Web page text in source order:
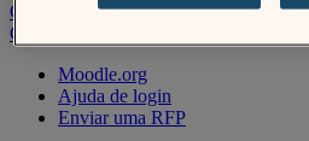
Obtenha o Moodle
Conecte-se
Moodle.org
Ajuda de login
Enviar uma RFP